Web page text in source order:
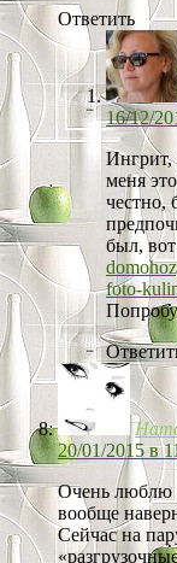
Ответить
16/12/
Ингрит,
меня
честно,
был,
foto-
20/01/2015 в
Очень люблю
вообще
Сейчас на